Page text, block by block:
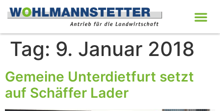
Tag: 9. Januar 2018
Gemeine Unterdietfurt setzt
auf Schäffer Lader